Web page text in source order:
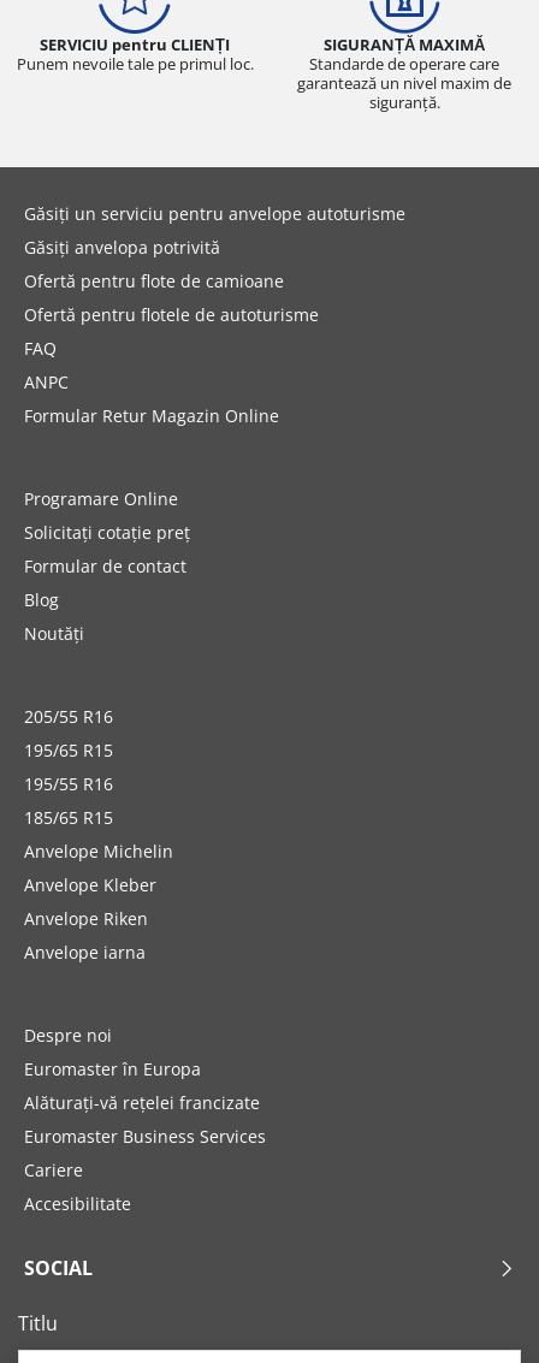
SERVICIU pentru CLIENȚI
Punem nevoile tale pe primul loc.
SIGURANȚĂ MAXIMĂ
Standarde de operare care
garantează un nivel maxim de
siguranță.
Găsiți un serviciu pentru anvelope autoturisme
Găsiți anvelopa potrivită
Ofertă pentru flote de camioane
Ofertă pentru flotele de autoturisme
FAQ
ANPC
Formular Retur Magazin Online
Programare Online
Solicitați cotație preț
Formular de contact
Blog
Noutăți
205/55 R16
195/65 R15
195/55 R16
185/65 R15
Anvelope Michelin
Anvelope Kleber
Anvelope Riken
Anvelope iarna
Despre noi
Euromaster în Europa
Alăturați-vă rețelei francizate
Euromaster Business Services
Cariere
Accesibilitate
SOCIAL
Titlu